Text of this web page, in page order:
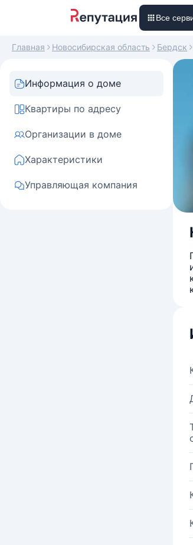
Все
Главная Новосибирская область Бердск
Информация о доме
Квартиры по адресу
Организации в доме
Характеристики
Управляющая компания